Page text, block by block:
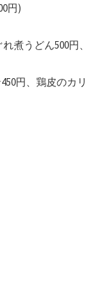
円)
煮うどん500円、
円、鶏皮のカリ